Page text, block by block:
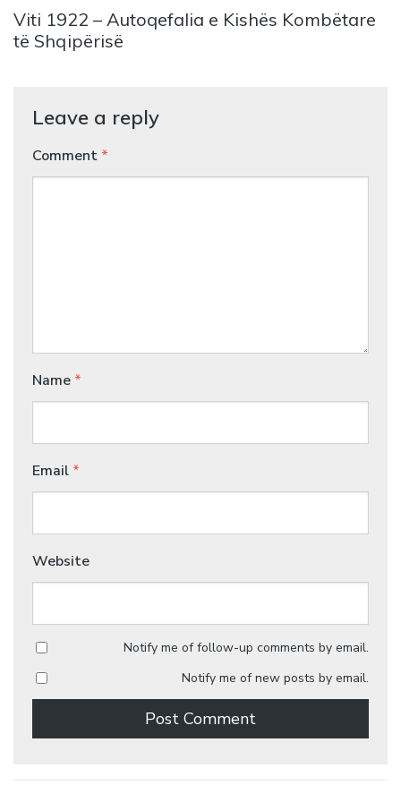
Viti 1922 – Autoqefalia e Kishës Kombëtare
të Shqipërisë
Leave a reply
Comment *
Name *
Email *
Website
Notify me of follow-up comments by email.
Notify me of new posts by email.